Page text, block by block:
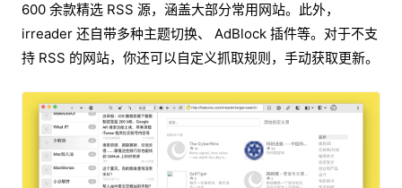
600 余款精选 RSS 源，涵盖大部分常用网站。此外，
irreader 还自带多种主题切换、 AdBlock 插件等。对于不支
持 RSS 的网站，你还可以自定义抓取规则，手动获取更新。